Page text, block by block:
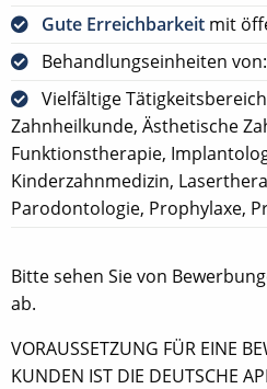
Gute Erreichbarkeit mit
Behandlungseinheiten
Vielfältige
Zahnheilkunde, Ästhetische
Funktionstherapie,
Kinderzahnmedizin,
Parodontologie, Prophylaxe,
Bitte sehen Sie von
ab.
VORAUSSETZUNG FÜR EINE
KUNDEN IST DIE DEUTSCHE